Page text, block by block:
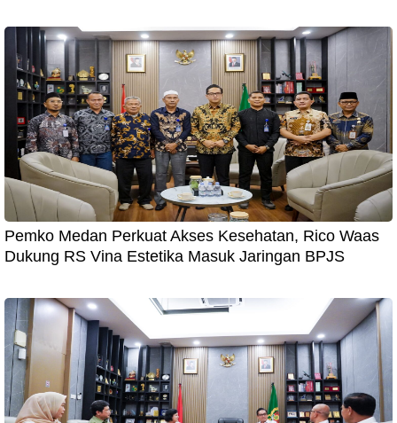
Pemko Medan Perkuat Akses Kesehatan, Rico Waas
Dukung RS Vina Estetika Masuk Jaringan BPJS